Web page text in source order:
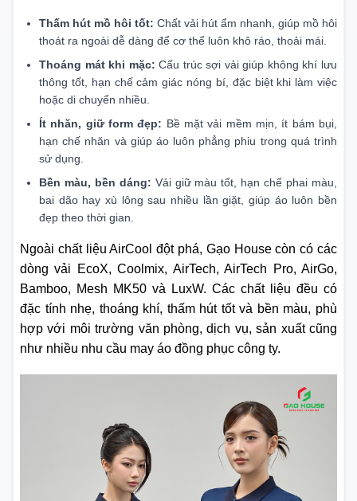
Thấm hút mồ hôi tốt: Chất vải hút ẩm nhanh, giúp mồ hôi
thoát ra ngoài dễ dàng để cơ thể luôn khô ráo, thoải mái.
Thoáng mát khi mặc: Cấu trúc sợi vải giúp không khí lưu
thông tốt, hạn chế cảm giác nóng bí, đặc biệt khi làm việc
hoặc di chuyển nhiều.
Ít nhăn, giữ form đẹp: Bề mặt vải mềm mịn, ít bám bụi,
hạn chế nhăn và giúp áo luôn phẳng phiu trong quá trình
sử dụng.
Bền màu, bền dáng: Vải giữ màu tốt, hạn chế phai màu,
bai dão hay xù lông sau nhiều lần giặt, giúp áo luôn bền
đẹp theo thời gian.
Ngoài chất liệu AirCool đột phá, Gạo House còn có các
dòng vải EcoX, Coolmix, AirTech, AirTech Pro, AirGo,
Bamboo, Mesh MK50 và LuxW. Các chất liệu đều có
đặc tính nhẹ, thoáng khí, thấm hút tốt và bền màu, phù
hợp với môi trường văn phòng, dịch vụ, sản xuất cũng
như nhiều nhu cầu may áo đồng phục công ty.